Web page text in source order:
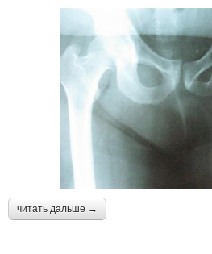
читать дальше →